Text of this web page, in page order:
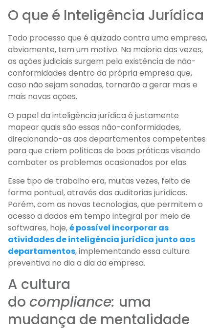
O que é Inteligência Jurídica
Todo processo que é ajuizado contra uma empresa,
obviamente, tem um motivo. Na maioria das vezes,
as ações judiciais surgem pela existência de não-
conformidades dentro da própria empresa que,
caso não sejam sanadas, tornarão a gerar mais e
mais novas ações.
O papel da inteligência jurídica é justamente
mapear quais são essas não-conformidades,
direcionando-as aos departamentos competentes
para que criem políticas de boas práticas visando
combater os problemas ocasionados por elas.
Esse tipo de trabalho era, muitas vezes, feito de
forma pontual, através das auditorias jurídicas.
Porém, com as novas tecnologias, que permitem o
acesso a dados em tempo integral por meio de
softwares, hoje,é possível incorporar as
atividades de inteligência jurídica junto aos
departamentos, implementando essa cultura
preventiva no dia a dia da empresa.
A cultura
do compliance: uma
mudança de mentalidade